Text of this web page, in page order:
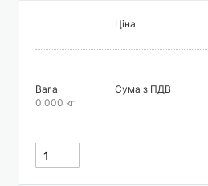
Ціна
Вага
0.000 кг
Сума з ПДВ